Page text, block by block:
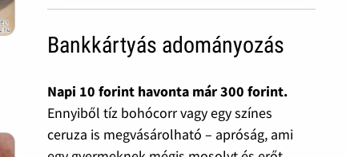
Bankkártyás adományozás
Napi 10 forint havonta már 300 forint.
Ennyiből tíz bohócorr vagy egy színes
ceruza is megvásárolható – apróság, ami